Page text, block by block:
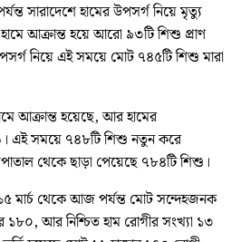
সারাদেশে হামের উপসর্গ নিয়ে মৃত্যু
আক্রান্ত হয়ে আরো ৯৩টি শিশু প্রাণ
নিয়ে এই সময়ে মোট ৭৪৫টি শিশু মারা
আক্রান্ত হয়েছে, আর হামের
এই সময়ে ৭৪৮টি শিশু নতুন করে
থেকে ছাড়া পেয়েছে ৭৮৪টি শিশু।
মার্চ থেকে আজ পর্যন্ত মোট সন্দেহজনক
১৮০, আর নিশ্চিত হাম রোগীর সংখ্যা ১৩